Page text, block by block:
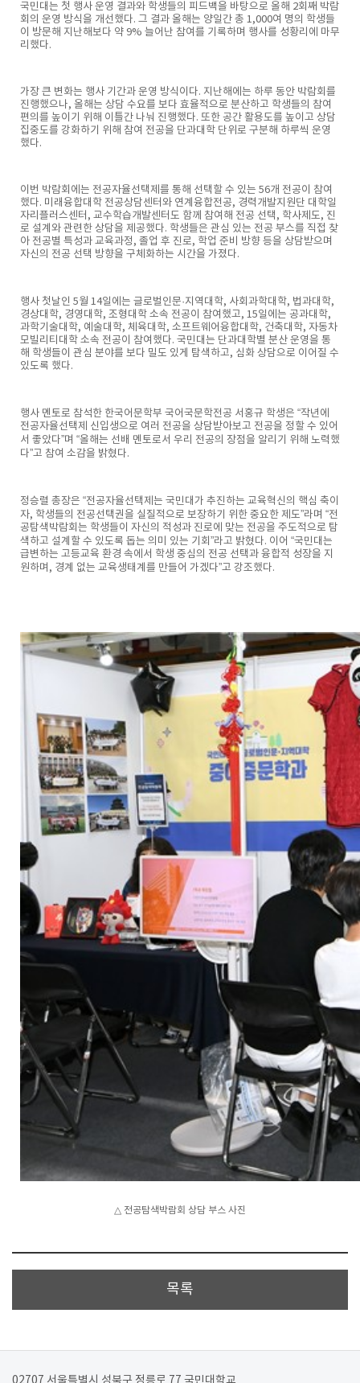
국민대는 첫 행사 운영 결과와 학생들의 피드백을 바탕으로 올해 2회째 박람
회의 운영 방식을 개선했다. 그 결과 올해는 양일간 총 1,000여 명의 학생들
이 방문해 지난해보다 약 9% 늘어난 참여를 기록하며 행사를 성황리에 마무
리했다.
가장 큰 변화는 행사 기간과 운영 방식이다. 지난해에는 하루 동안 박람회를
진행했으나, 올해는 상담 수요를 보다 효율적으로 분산하고 학생들의 참여
편의를 높이기 위해 이틀간 나눠 진행했다. 또한 공간 활용도를 높이고 상담
집중도를 강화하기 위해 참여 전공을 단과대학 단위로 구분해 하루씩 운영
했다.
이번 박람회에는 전공자율선택제를 통해 선택할 수 있는 56개 전공이 참여
했다. 미래융합대학 전공상담센터와 연계융합전공, 경력개발지원단 대학일
자리플러스센터, 교수학습개발센터도 함께 참여해 전공 선택, 학사제도, 진
로 설계와 관련한 상담을 제공했다. 학생들은 관심 있는 전공 부스를 직접 찾
아 전공별 특성과 교육과정, 졸업 후 진로, 학업 준비 방향 등을 상담받으며
자신의 전공 선택 방향을 구체화하는 시간을 가졌다.
행사 첫날인 5월 14일에는 글로벌인문·지역대학, 사회과학대학, 법과대학,
경상대학, 경영대학, 조형대학 소속 전공이 참여했고, 15일에는 공과대학,
과학기술대학, 예술대학, 체육대학, 소프트웨어융합대학, 건축대학, 자동차
모빌리티대학 소속 전공이 참여했다. 국민대는 단과대학별 분산 운영을 통
해 학생들이 관심 분야를 보다 밀도 있게 탐색하고, 심화 상담으로 이어질 수
있도록 했다.
행사 멘토로 참석한 한국어문학부 국어국문학전공 서홍규 학생은 “작년에
전공자율선택제 신입생으로 여러 전공을 상담받아보고 전공을 정할 수 있어
서 좋았다”며 “올해는 선배 멘토로서 우리 전공의 장점을 알리기 위해 노력했
다”고 참여 소감을 밝혔다.
정승렬 총장은 “전공자율선택제는 국민대가 추진하는 교육혁신의 핵심 축이
자, 학생들의 전공선택권을 실질적으로 보장하기 위한 중요한 제도”라며 “전
공탐색박람회는 학생들이 자신의 적성과 진로에 맞는 전공을 주도적으로 탐
색하고 설계할 수 있도록 돕는 의미 있는 기회”라고 밝혔다. 이어 “국민대는
급변하는 고등교육 환경 속에서 학생 중심의 전공 선택과 융합적 성장을 지
원하며, 경계 없는 교육생태계를 만들어 가겠다”고 강조했다.
△ 전공탐색박람회 상담 부스 사진
목록